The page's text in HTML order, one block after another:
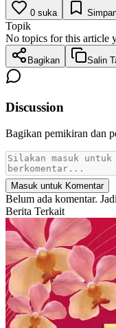
0 suka
Topik
No topics for this article
Bagikan Salin
Discussion
Bagikan pemikiran dan
Masuk untuk Komentar
Belum ada komentar.
Berita Terkait